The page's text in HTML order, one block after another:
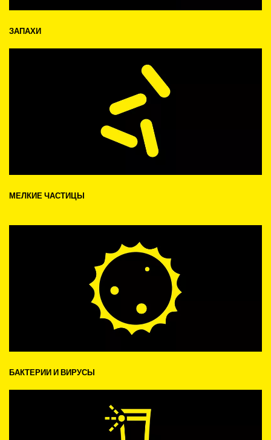
ЗАПАХИ
МЕЛКИЕ ЧАСТИЦЫ
БАКТЕРИИ И ВИРУСЫ